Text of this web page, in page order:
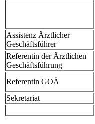
Assistenz Ärztlicher
Geschäftsführer
Referentin der Ärztlichen
Geschäftsführung
Referentin GOÄ
Sekretariat